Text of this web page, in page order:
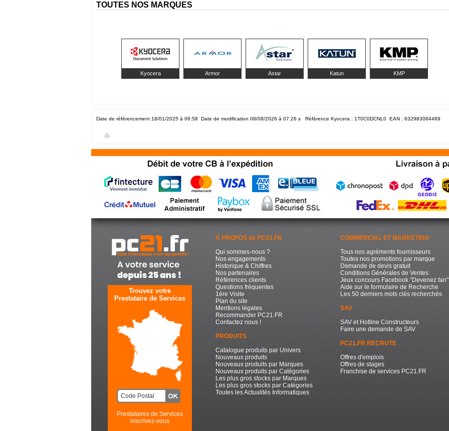
TOUTES NOS MARQUES
Kyocera Armor Astar Katun KMP
Date de référencement 18/01/2025 à 06:58 Date de modification 08/08/2026 à 07:26 s Référence Kyocera : 1T0C0DCNL0 EAN : 632983084489
Trouvez votre
Prestataire de Services
Prestataires de Services
inscrivez-vous
A PROPOS de PC21.FR
Qui sommes-nous ?
Nos engagements
Historique & Chiffres
Nos partenaires
Références clients
Questions fréquentes
1ère Visite
Plan du site
Mentions légales
Recommander PC21.FR
Contactez nous !
PRODUITS
Catalogue produits par Univers
Nouveaux produits
Nouveaux produits par Marques
Nouveaux produits par Catégories
Les plus gros stocks par Marques
Les plus gros stocks par Catégories
Toutes les Actualités Informatiques
COMMERCIAL ET MARKETING
Tous nos agréments fournisseurs
Toutes nos promotions par marque
Demande de devis gratuit
Conditions Générales de Ventes
Jeux concours Facebook "Devenez fan"
Aide sur le formulaire de Recherche
Les 50 derniers mots clés recherchés
SAV
SAV et Hotline Constructeurs
Faire une demande de SAV
PC21.FR RECRUTE
Offres d'emplois
Offres de stages
Franchise de services PC21.FR